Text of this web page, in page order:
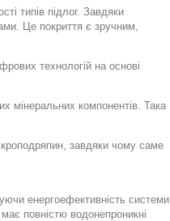
типів підлог. Завдяки
Це покриття є зручним,
технологій на основі
мінеральних компонентів. Така
завдяки чому саме
енергоефективність системи
повністю водонепроникні